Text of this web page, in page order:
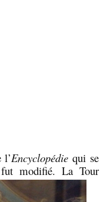
Encyclopédie qui se
fut modifié. La Tour